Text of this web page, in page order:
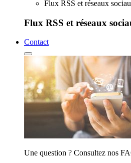
Flux RSS et réseaux
Flux RSS et réseaux
Contact
Une question ? Consultez nos